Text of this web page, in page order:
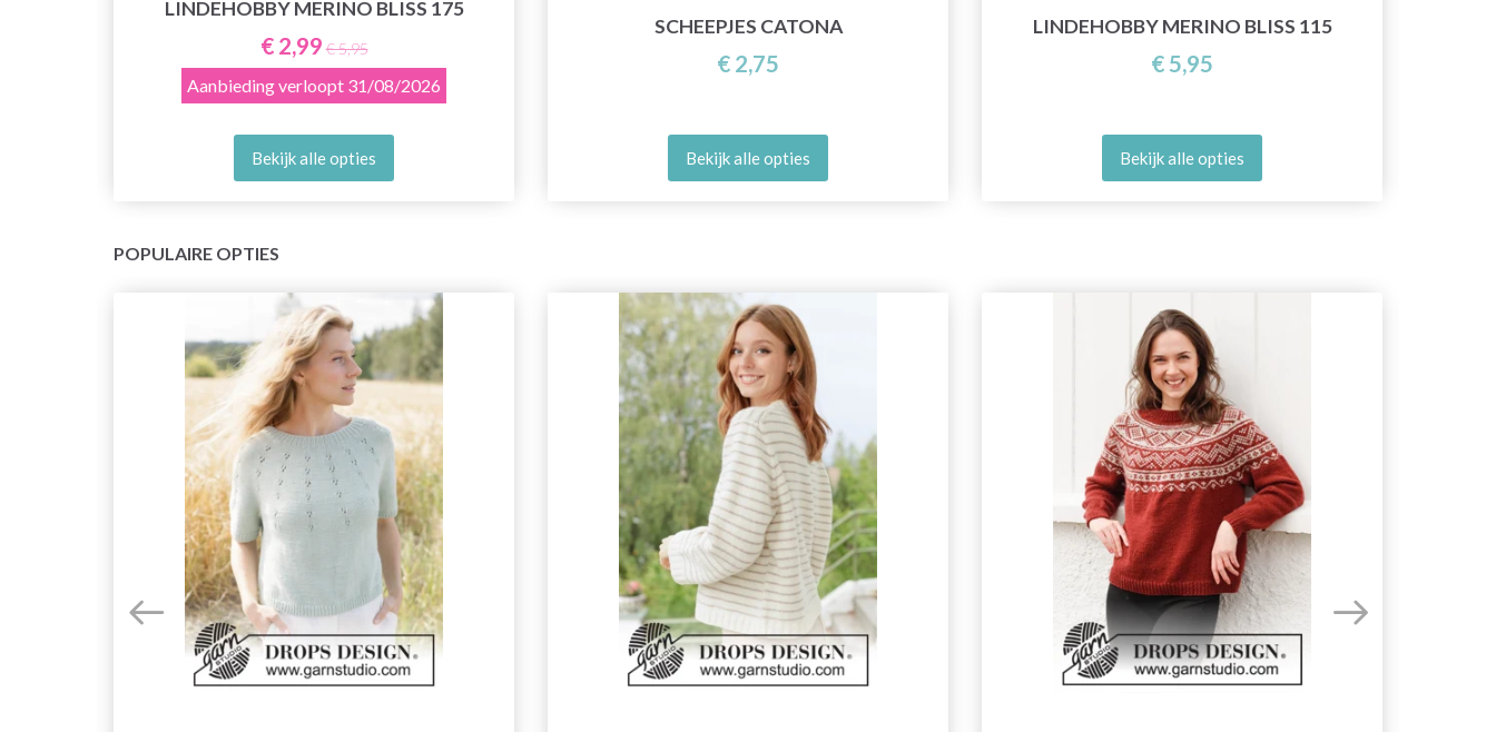
LINDEHOBBY MERINO BLISS 175
€ 2,99 € 5,95
Aanbieding verloopt 31/08/2026
Bekijk alle opties
SCHEEPJES CATONA
€ 2,75
Bekijk alle opties
LINDEHOBBY MERINO BLISS 115
€ 5,95
Bekijk alle opties
POPULAIRE OPTIES